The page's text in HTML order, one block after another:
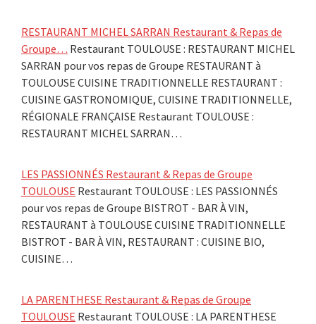
RESTAURANT MICHEL SARRAN Restaurant & Repas de
Groupe… Restaurant TOULOUSE : RESTAURANT MICHEL
SARRAN pour vos repas de Groupe RESTAURANT à
TOULOUSE CUISINE TRADITIONNELLE RESTAURANT :
CUISINE GASTRONOMIQUE, CUISINE TRADITIONNELLE,
RÉGIONALE FRANÇAISE Restaurant TOULOUSE :
RESTAURANT MICHEL SARRAN…
LES PASSIONNÉS Restaurant & Repas de Groupe
TOULOUSE Restaurant TOULOUSE : LES PASSIONNÉS
pour vos repas de Groupe BISTROT - BAR À VIN,
RESTAURANT à TOULOUSE CUISINE TRADITIONNELLE
BISTROT - BAR À VIN, RESTAURANT : CUISINE BIO,
CUISINE…
LA PARENTHESE Restaurant & Repas de Groupe
TOULOUSE Restaurant TOULOUSE : LA PARENTHESE